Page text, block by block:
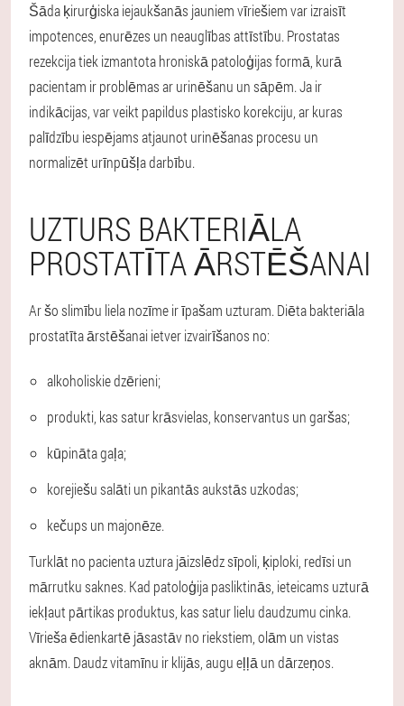
Šāda ķirurģiska iejaukšanās jauniem vīriešiem var izraisīt
impotences, enurēzes un neauglības attīstību. Prostatas
rezekcija tiek izmantota hroniskā patoloģijas formā, kurā
pacientam ir problēmas ar urinēšanu un sāpēm. Ja ir
indikācijas, var veikt papildus plastisko korekciju, ar kuras
palīdzību iespējams atjaunot urinēšanas procesu un
normalizēt urīnpūšļa darbību.
UZTURS BAKTERIĀLA
PROSTATĪTA ĀRSTĒŠANAI
Ar šo slimību liela nozīme ir īpašam uzturam. Diēta bakteriāla
prostatīta ārstēšanai ietver izvairīšanos no:
alkoholiskie dzērieni;
produkti, kas satur krāsvielas, konservantus un garšas;
kūpināta gaļa;
korejiešu salāti un pikantās aukstās uzkodas;
kečups un majonēze.
Turklāt no pacienta uztura jāizslēdz sīpoli, ķiploki, redīsi un
mārrutku saknes. Kad patoloģija pasliktinās, ieteicams uzturā
iekļaut pārtikas produktus, kas satur lielu daudzumu cinka.
Vīrieša ēdienkartē jāsastāv no riekstiem, olām un vistas
aknām. Daudz vitamīnu ir klijās, augu eļļā un dārzeņos.